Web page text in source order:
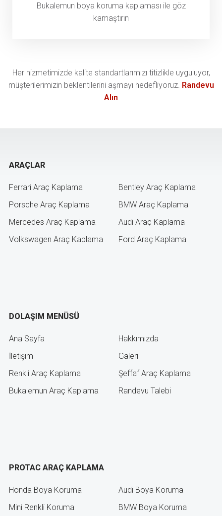
Bukalemun boya koruma kaplaması ile göz
kamaştırın
Her hizmetimizde kalite standartlarımızı titizlikle uyguluyor,
müşterilerimizin beklentilerini aşmayı hedefliyoruz. Randevu
Alın
ARAÇLAR
Ferrari Araç Kaplama
Bentley Araç Kaplama
Porsche Araç Kaplama
BMW Araç Kaplama
Mercedes Araç Kaplama
Audi Araç Kaplama
Volkswagen Araç Kaplama
Ford Araç Kaplama
DOLAŞIM MENÜSÜ
Ana Sayfa
Hakkımızda
İletişim
Galeri
Renkli Araç Kaplama
Şeffaf Araç Kaplama
Bukalemun Araç Kaplama
Randevu Talebi
PROTAC ARAÇ KAPLAMA
Honda Boya Koruma
Audi Boya Koruma
Mini Renkli Koruma
BMW Boya Koruma